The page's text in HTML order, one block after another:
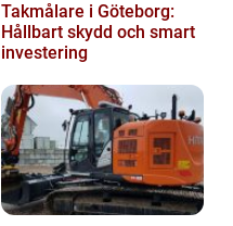
Takmålare i Göteborg:
Hållbart skydd och smart
investering